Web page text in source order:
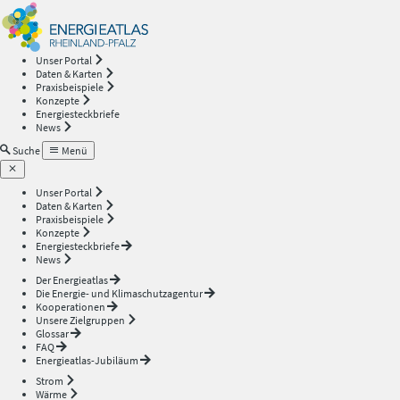
Unser Portal
Daten & Karten
Praxisbeispiele
Konzepte
Energiesteckbriefe
News
Suche
Menü
Unser Portal
Daten & Karten
Praxisbeispiele
Konzepte
Energiesteckbriefe
News
Der Energieatlas
Die Energie- und Klimaschutzagentur
Kooperationen
Unsere Zielgruppen
Glossar
FAQ
Energieatlas-Jubiläum
Strom
Wärme